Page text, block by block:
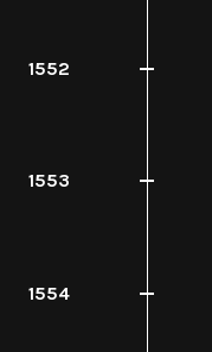
1552
1553
1554